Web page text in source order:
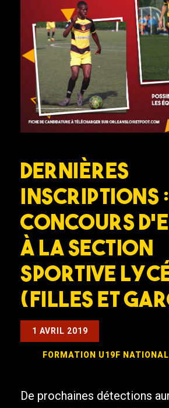
Dernières
inscriptions :
Concours
à la section
sportive
(filles et
1 AVRIL 2019
FORMATION U19F NATIONAL
De prochaines détections